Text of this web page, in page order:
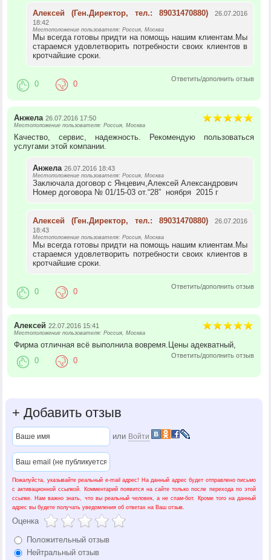
Алексей (Ген.Директор, тел.: 89031470880)26.07.2016
18:42
Местоположение пользователя: Россия, Москва
Мы всегда готовы придти на помощь нашим клиентам.Мы
стараемся удовлетворить потребности своих клиентов в
кротчайшие сроки.
Ответить/дополнить отзыв
0 0
Анжела 26.07.2016 17:50
Местоположение пользователя: Россия, Москва
Качество, сервис, надежность. Рекомендую пользоваться
услугами этой компании.
Анжела 26.07.2016 18:43
Местоположение пользователя: Россия, Москва
Заключала договор с Янцевич,Алексей Александрович
Номер договора № 01/15-03 от.“28” ноября 2015 г
Алексей (Ген.Директор, тел.: 89031470880)26.07.2016
18:43
Местоположение пользователя: Россия, Москва
Мы всегда готовы придти на помощь нашим клиентам.Мы
стараемся удовлетворить потребности своих клиентов в
кротчайшие сроки.
Ответить/дополнить отзыв
0 0
Алексей 22.07.2016 15:41
Местоположение пользователя: Россия, Москва
Фирма отличная всё выполнила вовремя.Цены адекватный,
Ответить/дополнить отзыв
0 0
+ Добавить отзыв
или Войти
Пожалуйста, указывайте реальный e-mail адрес! На данный адрес будет отправлено письмо
с активационной ссылкой. Комментарий появится на сайте только после перехода по этой
ссылке. Нам важно знать, что вы реальный человек, а не спам-бот. Кроме того на данный
адрес вы будете получать уведомления об ответах на Ваш отзыв.
Оценка
Положительный отзыв
Нейтральный отзыв